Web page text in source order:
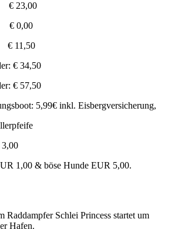
23,00
€ 0,00
11,50
€ 34,50
€ 57,50
5,99€ inkl. Eisbergversicherung,
1,00 & böse Hunde EUR 5,00.
Raddampfer Schlei Princess startet um
Hafen.